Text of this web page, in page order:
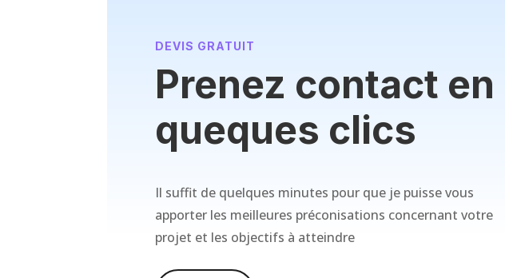
DEVIS GRATUIT
Prenez contact en
queques clics
Il suffit de quelques minutes pour que je puisse vous
apporter les meilleures préconisations concernant votre
projet et les objectifs à atteindre